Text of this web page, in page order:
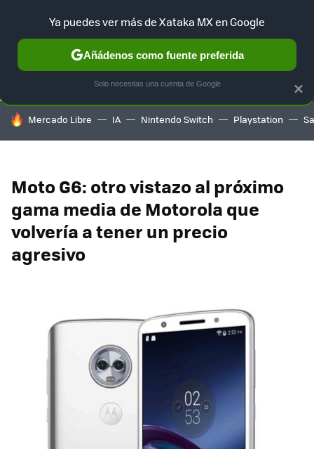
SELECCIÓN GAMING HOME AUTO TERRITORIO
HOY SE HABLA DE
Mercado Libre IA Nintendo Switch Playstation
Moto G6: otro vistazo al próximo
gama media de Motorola que
volvería a tener un precio
agresivo
×
Ya puedes ver más de Xataka MX en Google
Añádenos como fuente preferida
Solo necesitas una cuenta de Google